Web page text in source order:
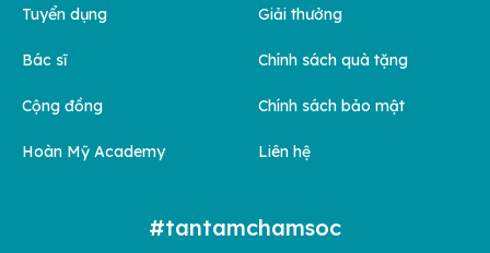
Tuyển dụng
Bác sĩ
Cộng đồng
Hoàn Mỹ Academy
Giải thưởng
Chính sách quà tặng
Chính sách bảo mật
Liên hệ
#tantamchamsoc